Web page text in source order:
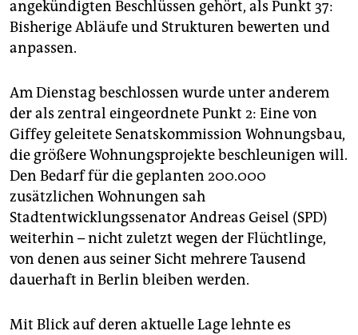
angekündigten Beschlüssen gehört, als Punkt 37:
Bisherige Abläufe und Strukturen bewerten und
anpassen.
Am Dienstag beschlossen wurde unter anderem
der als zentral eingeordnete Punkt 2: Eine von
Giffey geleitete Senatskommission Wohnungsbau,
die größere Wohnungsprojekte beschleunigen will.
Den Bedarf für die geplanten 200.000
zusätzlichen Wohnungen sah
Stadtentwicklungssenator Andreas Geisel (SPD)
weiterhin – nicht zuletzt wegen der Flüchtlinge,
von denen aus seiner Sicht mehrere Tausend
dauerhaft in Berlin bleiben werden.
Mit Blick auf deren aktuelle Lage lehnte es